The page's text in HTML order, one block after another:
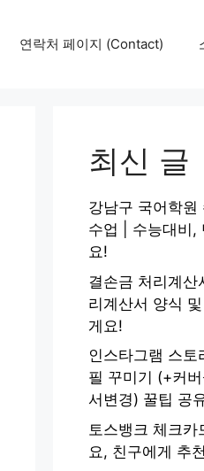
연락처 페이지 (Contact)
최신 글
강남구 국어학원
수업 | 수능대비,
요!
결손금 처리계산
리계산서 양식
게요!
인스타그램 스
필 꾸미기 (+커
서변경) 꿀팁 공
토스뱅크 체크
요, 친구에게 추